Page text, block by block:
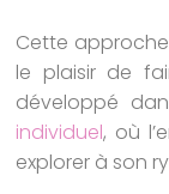
Cette
le plaisir de
développé
individuel, où
explorer à son